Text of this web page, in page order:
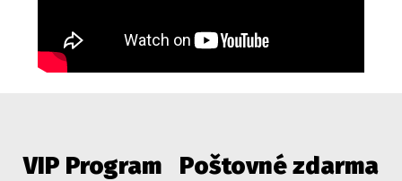
VIP Program Poštovné zdarma